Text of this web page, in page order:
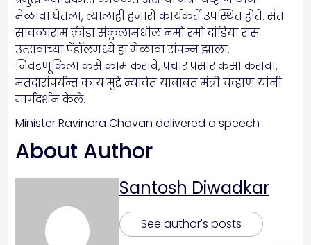
मेळावा घेतला, त्यालाही हजारो कार्यकर्ते उपस्थित होते. संत
सावळाराम क्रीडा संकुलामधील नमो रमो दांडिया रास
उत्सवाच्या पेंडॉलमध्ये हा मेळावा संपन्न झाला.
निवडणूकिला कसे काम करावे, प्रचार प्रसार कसा करावा,
मतदारांपर्यन्त काय मुद्दे न्यावेत याबाबत मंत्री चव्हाण यांनी
मार्गदर्शन केले.
Minister Ravindra Chavan delivered a speech
About Author
Santosh Diwadkar
See author's posts